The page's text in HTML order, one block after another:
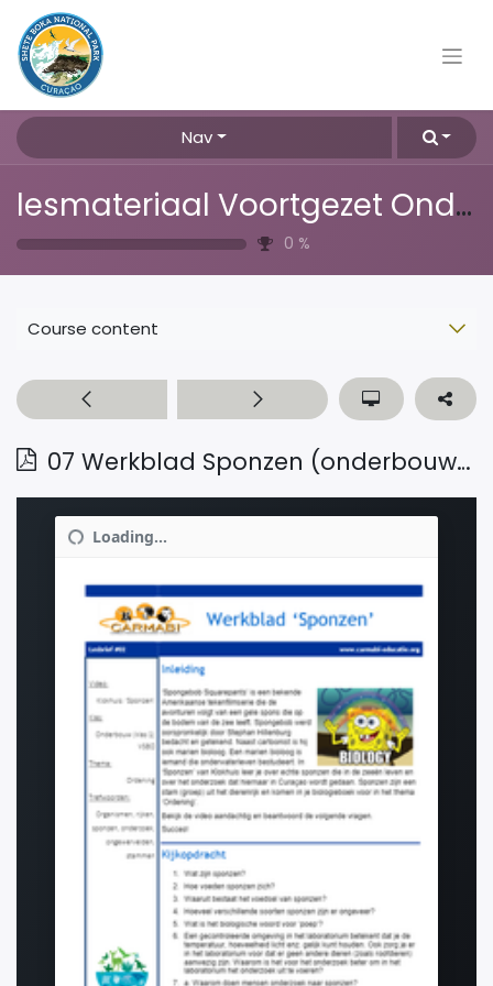
Nav
lesmateriaal Voortgezet Onderwijs
0 %
Course content
07 Werkblad Sponzen (onderbouw vsbo)